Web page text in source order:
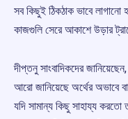
সব কিছুই ঠিকঠাক ভাবে লাগানো
কাজগুলি সেরে আকাশে উড়ার
দীপ্তনু সাংবাদিকদের
আরো জানিয়েছে অর্থের অভাবে
যদি সামান্য কিছু সাহায্য